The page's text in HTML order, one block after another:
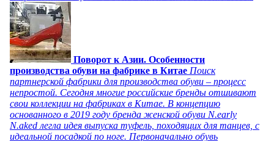
Поворот к Азии. Особенности
производства обуви на фабрике в Китае Поиск
партнерской фабрики для производства обуви – процесс
непростой. Сегодня многие российские бренды отшивают
свои коллекции на фабриках в Китае. В концепцию
основанного в 2019 году бренда женской обуви N.early
N.aked легла идея выпуска туфель, походящих для танцев, с
идеальной посадкой по ноге. Первоначально обувь